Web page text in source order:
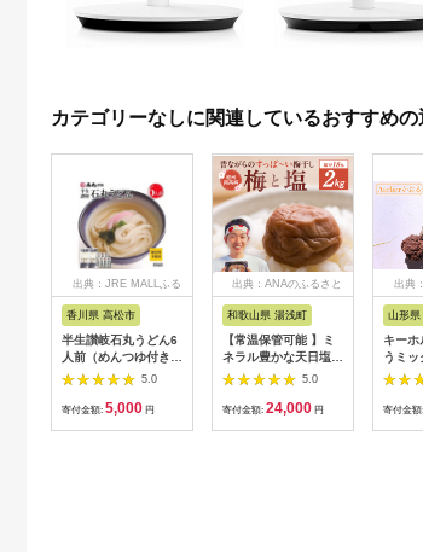
カテゴリーなしに関連しているおすすめの
出典：JRE MALLふる
香川県 高松市
半生讃岐石丸うどん6
人前（めんつゆ付き）
麺300g×2袋
5.0
寄付金額: 5,000 円
出典：ANAのふるさと
和歌山県 湯浅町
【常温保管可能 】ミ
ネラル豊かな天日塩だ
けで漬けた無添加梅干
し2kg 梅ボーイズ｜
南高梅
5.0
寄付金額: 24,000 円
出典
山形県
キーホ
うミッ
形県鶴
かお
キーホ
寄付金額: